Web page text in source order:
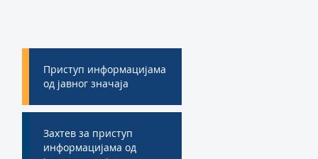
Приступ информацијама
од јавног значаја
Захтев за приступ
информацијама од